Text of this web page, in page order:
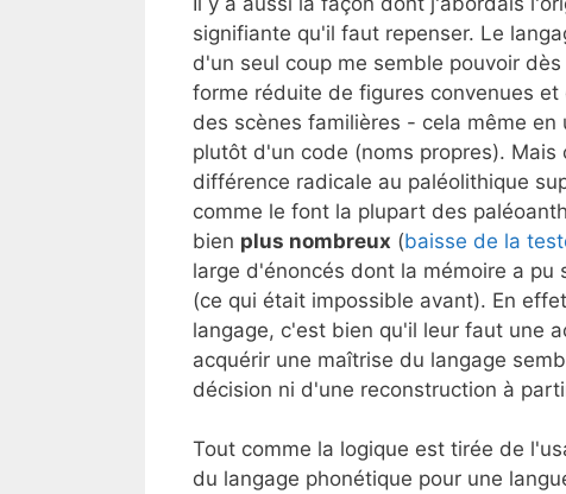
signifiante qu'il faut repenser. Le
d'un seul coup me semble pouvoir
forme réduite de figures convenues
des scènes familières - cela même
plutôt d'un code (noms propres).
différence radicale au paléolithique
comme le font la plupart des
bien plus nombreux (baisse de la
large d'énoncés dont la mémoire a
(ce qui était impossible avant). En
langage, c'est bien qu'il leur faut une
acquérir une maîtrise du langage
décision ni d'une reconstruction à
Tout comme la logique est tirée de
du langage phonétique pour une